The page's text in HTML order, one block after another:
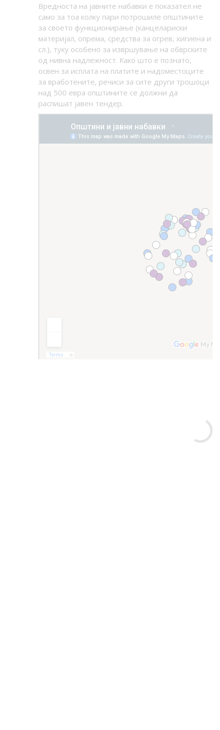
Вредноста на јавните набавки е показател не
само за тоа колку пари потрошиле општините
за своето функционирање (канцелариски
материјал, опрема, средства за огрев, хигиена и
сл.), туку особено за извршување на обврските
од нивна надлежност. Како што е познато,
освен за исплата на платите и надоместоците
за вработените, речиси за сите други трошоци
над 500 евра општините се должни да
распишат јавен тендер.